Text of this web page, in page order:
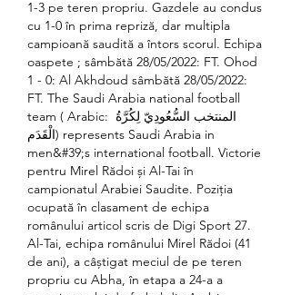
1-3 pe teren propriu. Gazdele au condus
cu 1-0 în prima repriză, dar multipla
campioană saudită a întors scorul. Echipa
oaspete ; sâmbătă 28/05/2022: FT. Ohod
1 - 0: Al Akhdoud sâmbătă 28/05/2022:
FT. The Saudi Arabia national football
team ( Arabic: المنتخب السُّعُودِيّ لِكُرَّةُ
الْقَدَم) represents Saudi Arabia in
men&#39;s international football. Victorie
pentru Mirel Rădoi și Al-Tai în
campionatul Arabiei Saudite. Poziția
ocupată în clasament de echipa
românului articol scris de Digi Sport 27.
Al-Tai, echipa românului Mirel Rădoi (41
de ani), a câștigat meciul de pe teren
propriu cu Abha, în etapa a 24-a a